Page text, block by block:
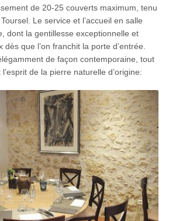
de 20-25 couverts maximum, tenu
Le service et l’accueil en salle
dont la gentillesse exceptionnelle et
que l’on franchit la porte d’entrée.
de façon contemporaine, tout
de la pierre naturelle d’origine: